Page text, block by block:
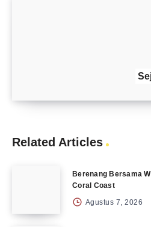
Related Articles
Berenang Bersama
Coral Coast
Agustus 7, 2026